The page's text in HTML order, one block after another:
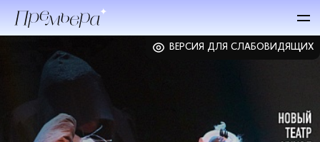
ВЕРСИЯ ДЛЯ СЛАБОВИДЯЩИХ